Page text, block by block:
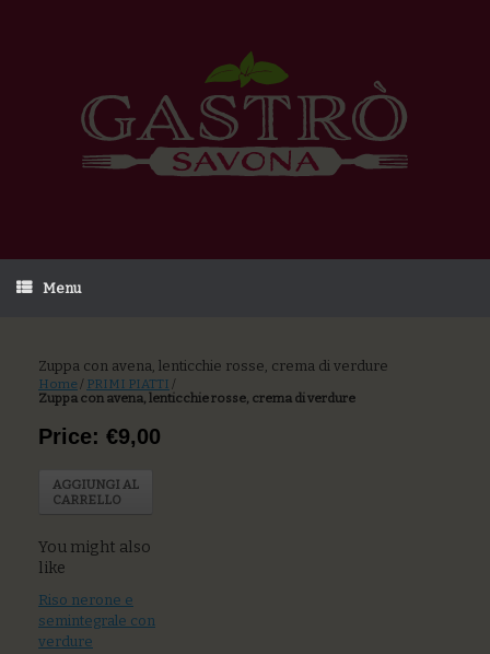
Menu
Zuppa con avena, lenticchie rosse, crema di verdure
Home / PRIMI PIATTI /
Zuppa con avena, lenticchie rosse, crema di verdure
Price: €9,00
AGGIUNGI AL
CARRELLO
You might also
like
Riso nerone e
semintegrale con
verdure